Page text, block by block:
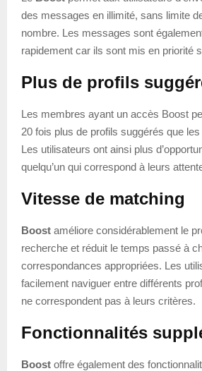
des messages en illimité, sans limite
nombre. Les messages sont
rapidement car ils sont mis en priorité
Plus de profils
Les membres ayant un accès Boost
20 fois plus de profils suggérés que
Les utilisateurs ont ainsi plus
quelqu’un qui correspond à leurs
Vitesse de matching
Boost améliore considérablement le
recherche et réduit le temps passé à
correspondances appropriées. Les
facilement naviguer entre différents
ne correspondent pas à leurs critères.
Fonctionnalités
Boost offre également des